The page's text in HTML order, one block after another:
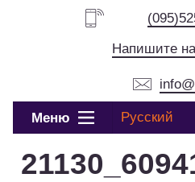
Напишите
Меню Русский